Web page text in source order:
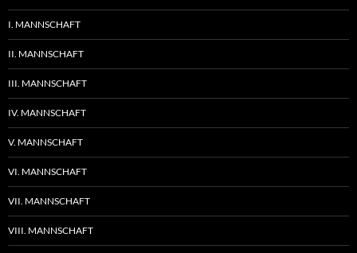
I. MANNSCHAFT
II. MANNSCHAFT
III. MANNSCHAFT
IV. MANNSCHAFT
V. MANNSCHAFT
VI. MANNSCHAFT
VII. MANNSCHAFT
VIII. MANNSCHAFT